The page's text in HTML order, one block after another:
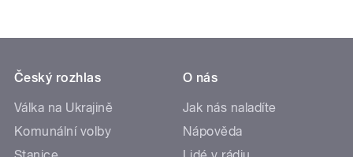
Český rozhlas
Válka na Ukrajině
Komunální volby
O nás
Jak nás naladíte
Nápověda